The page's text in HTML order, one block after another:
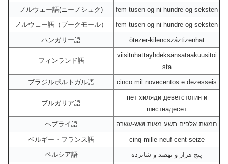
ノルウェー語(ニーノシュク)
fem tusen og ni hundre og seksten
ノルウェー語（ブークモール）
fem tusen og ni hundre og seksten
ハンガリー語
ötezer-kilencszáztizenhat
フィンランド語
viisituhattayhdeksänsataakuusitoi
sta
ブラジルポルトガル語
cinco mil novecentos e dezesseis
ブルガリア語
пет хиляди деветстотин и
шестнадесет
ヘブライ語
חמשת אלפים תשע מאות ושש-עשרה
ベルギー・フランス語
cinq-mille-neuf-cent-seize
ペルシア語
پنج هزار و نهصد و شانزده